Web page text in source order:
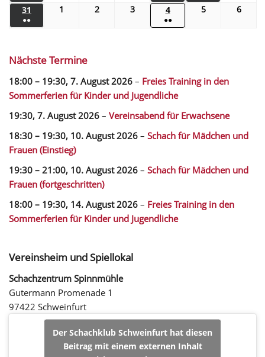
31
●●
1 2 3 4
●●
5 6
Nächste Termine
18:00 – 19:30, 7. August 2026 – Freies Training in den
Sommerferien für Kinder und Jugendliche
19:30, 7. August 2026 – Vereinsabend für Erwachsene
18:30 – 19:30, 10. August 2026 – Schach für Mädchen und
Frauen (Einstieg)
19:30 – 21:00, 10. August 2026 – Schach für Mädchen und
Frauen (fortgeschritten)
18:00 – 19:30, 14. August 2026 – Freies Training in den
Sommerferien für Kinder und Jugendliche
Vereinsheim und Spiellokal
Schachzentrum Spinnmühle
Gutermann Promenade 1
97422 Schweinfurt
Der Schachklub Schweinfurt hat diesen
Beitrag mit einem externen Inhalt